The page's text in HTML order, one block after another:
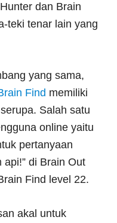
dan Brain
teki tenar lain yang
yang sama,
Find memiliki
Salah satu
online yaitu
pertanyaan
api!” di Brain Out
Find level 22.
akal untuk